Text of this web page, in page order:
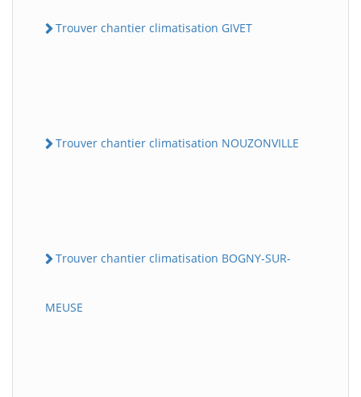
Trouver chantier climatisation GIVET
Trouver chantier climatisation NOUZONVILLE
Trouver chantier climatisation BOGNY-SUR-
MEUSE